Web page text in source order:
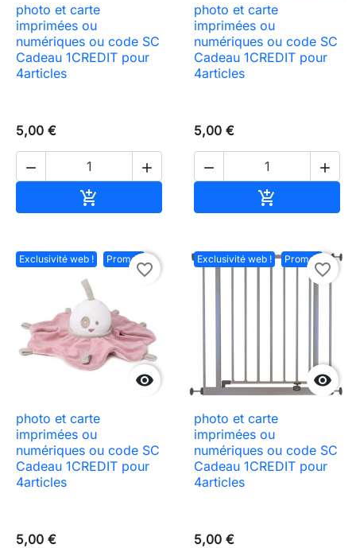
photo et carte
imprimées ou
numériques ou code SC
Cadeau 1CREDIT pour
4articles
5,00 €
 

photo et carte
imprimées ou
numériques ou code SC
Cadeau 1CREDIT pour
4articles
5,00 €
 

Exclusivité web ! Promo !

favorite_border
photo et carte
imprimées ou
numériques ou code SC
Cadeau 1CREDIT pour
4articles
5,00 €
Exclusivité web ! Promo !

favorite_border
photo et carte
imprimées ou
numériques ou code SC
Cadeau 1CREDIT pour
4articles
5,00 €